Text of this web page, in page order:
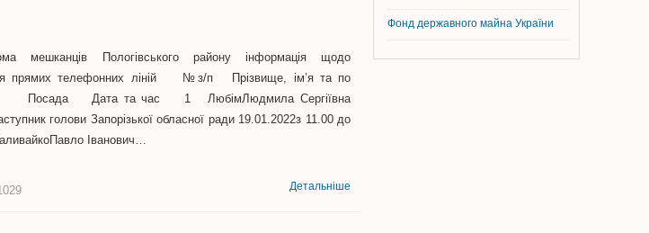
мешканців Пологівського району інформація щодо
прямих телефонних ліній №з/п Прізвище, ім’я та по
Посада Дата та час 1 ЛюбімЛюдмила Сергіївна
голови Запорізької обласної ради 19.01.2022з 11.00 до
Іванович…
Детальніше
Фонд державного майна України